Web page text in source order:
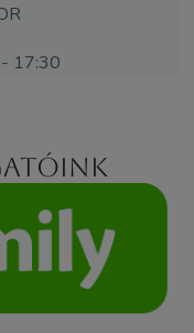
17:30